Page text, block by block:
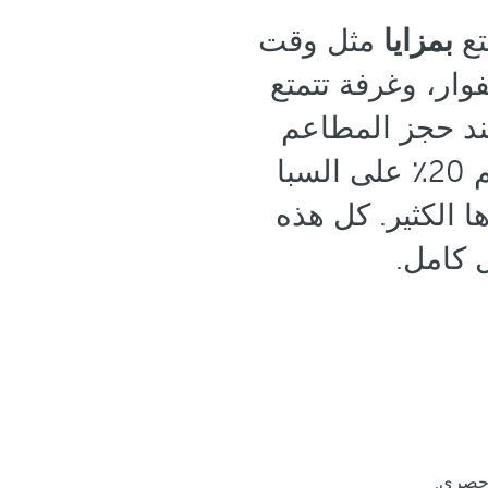
بمزايا مثل وقت
وغرفة تتمتع
حجز المطاعم
الانتقائية، والمشروبات Premium ، وخدمة الغرف، وخصم 20٪ على السبا
وغيرها الكثير. كل هذه
كامل.